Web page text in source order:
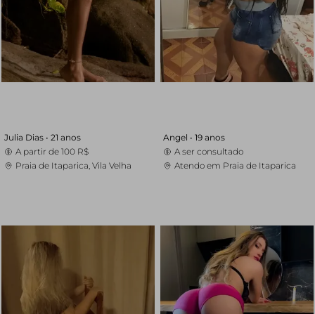
Julia Dias • 21 anos
A partir de 100 R$
Praia de Itaparica, Vila Velha
Angel • 19 anos
A ser consultado
Atendo em Praia de Itaparica